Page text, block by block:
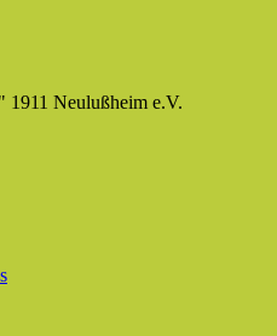
1911 Neulußheim e.V.